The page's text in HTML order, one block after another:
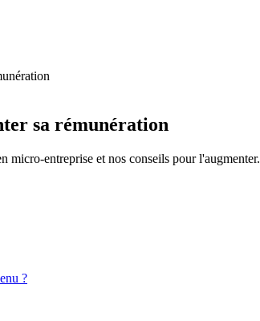
sa rémunération
micro-entreprise et nos conseils pour l'augmenter.
?